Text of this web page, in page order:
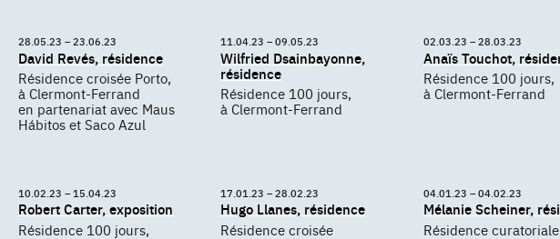
28.05.23 – 23.06.23
David Revés, résidence
Résidence croisée Porto,
à Clermont-Ferrand
en partenariat avec Maus
Hábitos et Saco Azul
11.04.23 – 09.05.23
Wilfried Dsainbayonne,
résidence
Résidence 100 jours,
à Clermont-Ferrand
02.03.23 – 28.03.23
Anaïs Touchot,
Résidence 100 jours,
à Clermont-Ferrand
10.02.23 – 15.04.23
Robert Carter, exposition
Résidence 100 jours,
17.01.23 – 28.02.23
Hugo Llanes, résidence
Résidence croisée
04.01.23 – 04.02.23
Mélanie Scheiner,
Résidence